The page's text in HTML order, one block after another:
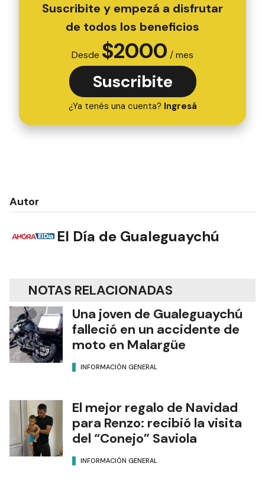
Suscribite y empezá a disfrutar
de todos los beneficios
Desde $2000 / mes
Suscribite
¿Ya tenés una cuenta? Ingresá
Autor
El Día de Gualeguaychú
NOTAS RELACIONADAS
Una joven de Gualeguaychú
falleció en un accidente de
moto en Malargüe
INFORMACIÓN GENERAL
El mejor regalo de Navidad
para Renzo: recibió la visita
del “Conejo” Saviola
INFORMACIÓN GENERAL